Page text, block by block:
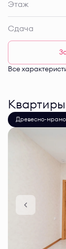
Этаж
Сдача
Все
Древесно-